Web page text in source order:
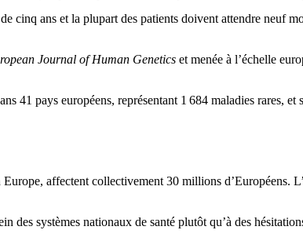
cinq ans et la plupart des patients doivent attendre neuf
Journal of Human Genetics et menée à l’échelle
41 pays européens, représentant 1 684 maladies rares, et
affectent collectivement 30 millions d’Européens.
des systèmes nationaux de santé plutôt qu’à des